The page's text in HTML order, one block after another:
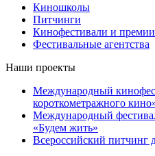
Киношколы
Питчинги
Кинофестивали и премии
Фестивальные агентства
Наши проекты
Международный
короткометражного
Международный
«Будем жить»
Всероссийский питчинг